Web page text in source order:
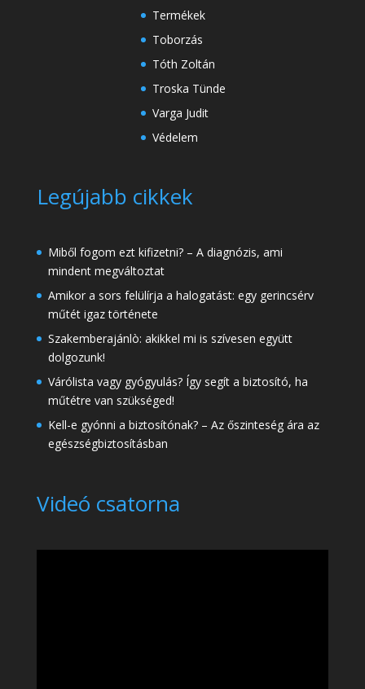
Termékek
Toborzás
Tóth Zoltán
Troska Tünde
Varga Judit
Védelem
Legújabb cikkek
Miből fogom ezt kifizetni? – A diagnózis, ami
mindent megváltoztat
Amikor a sors felülírja a halogatást: egy gerincsérv
műtét igaz története
Szakemberajánlò: akikkel mi is szívesen együtt
dolgozunk!
Várólista vagy gyógyulás? Így segít a biztosító, ha
műtétre van szükséged!
Kell-e gyónni a biztosítónak? – Az őszinteség ára az
egészségbiztosításban
Videó csatorna